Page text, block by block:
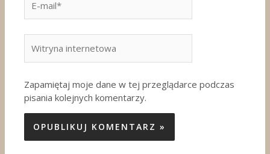
mail*
internetowa
Zapamiętaj moje dane w tej przeglądarce podczas
pisania kolejnych komentarzy.